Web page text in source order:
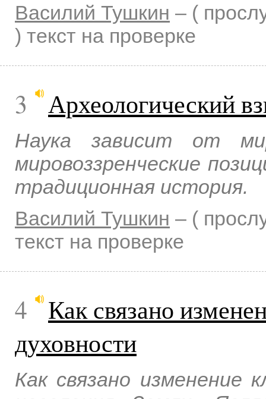
Василий Тушкин – (
) текст на проверке
3 Археологический
Наука зависит от
мировоззренческие
традиционная история.
Василий Тушкин – (
текст на проверке
4
Как связано
духовности
Как связано изменение